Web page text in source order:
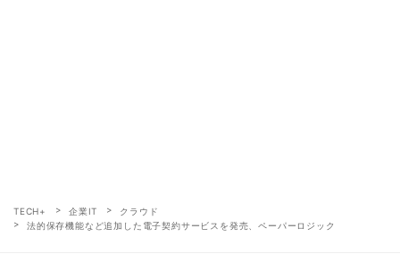
TECH+ 企業IT
クラウド
法的保存機能など追加した電子契約サービスを発売、ペーパーロジック